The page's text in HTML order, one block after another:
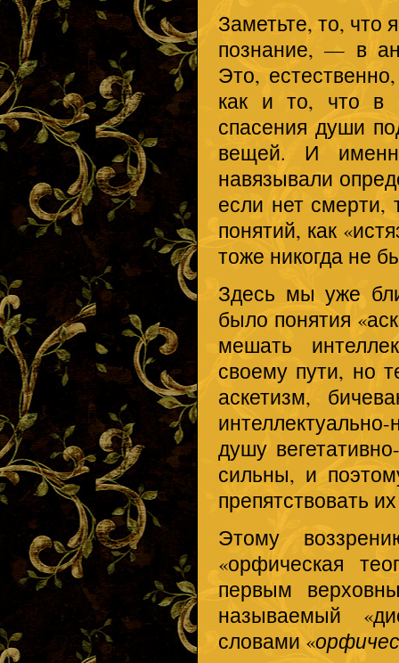
Заметьте, то, что
познание, — в
Это,
как и то, что в
спасения души
вещей. И
навязывали
если нет смерти,
понятий, как
тоже никогда не
Здесь мы уже
было понятия
мешать
своему пути, но
аскетизм,
душу
сильны, и
препятствовать
Этому
«орфическая
первым
называемый
словами «